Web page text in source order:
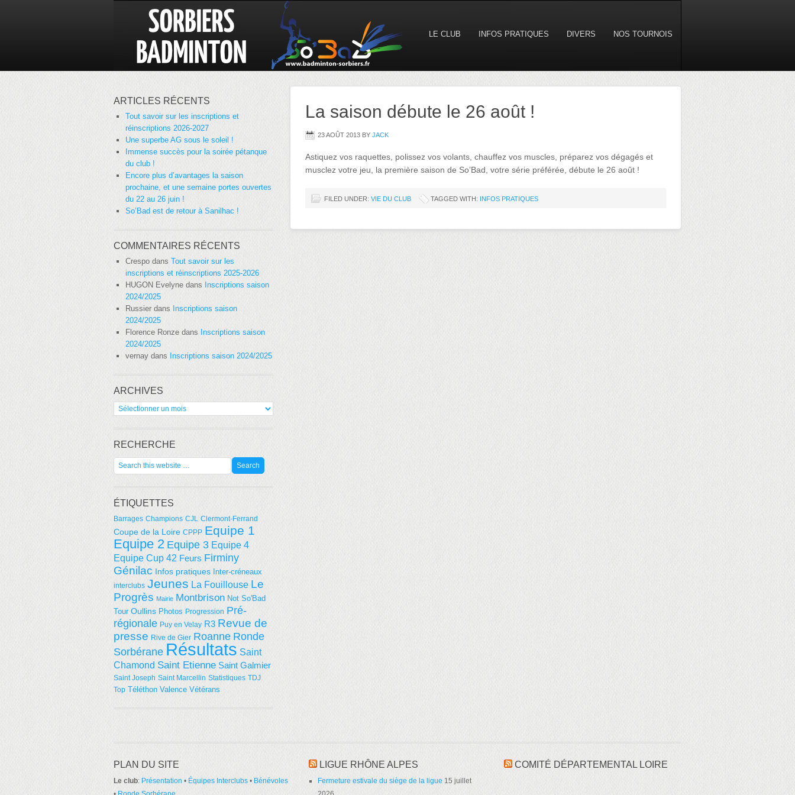
LE CLUB INFOS PRATIQUES DIVERS NOS TOURNOIS
La saison débute le 26 août !
23 AOÛT 2013 BY JACK
Astiquez vos raquettes, polissez vos volants, chauffez vos muscles, préparez vos dégagés et
musclez votre jeu, la première saison de So’Bad, votre série préférée, débute le 26 août !
FILED UNDER: VIE DU CLUB TAGGED WITH: INFOS PRATIQUES
ARTICLES RÉCENTS
Tout savoir sur les inscriptions et
réinscriptions 2026-2027
Une superbe AG sous le soleil !
Immense succès pour la soirée pétanque
du club !
Encore plus d’avantages la saison
prochaine, et une semaine portes ouvertes
du 22 au 26 juin !
So’Bad est de retour à Sanilhac !
COMMENTAIRES RÉCENTS
Crespo dans Tout savoir sur les
inscriptions et réinscriptions 2025-2026
HUGON Evelyne dans
Inscriptions saison
2024/2025
Russier dans Inscriptions saison
2024/2025
Florence Ronze dans Inscriptions saison
2024/2025
vernay dans Inscriptions saison 2024/2025
ARCHIVES
Archives
RECHERCHE
ÉTIQUETTES
Barrages Champions CJL Clermont-Ferrand
Coupe de la Loire CPPP Equipe 1
Equipe 2 Equipe 3 Equipe 4
Equipe Cup 42 Feurs Firminy
Génilac Infos pratiques Inter-créneaux
interclubs Jeunes La Fouillouse Le
Progrès Mairie Montbrison Not So'Bad
Tour Oullins Photos Progression Pré-
régionale Puy en Velay R3 Revue de
presse Rive de Gier Roanne Ronde
Sorbérane Résultats Saint
Chamond Saint Etienne Saint Galmier
Saint Joseph Saint Marcellin Statistiques TDJ
Top Téléthon Valence Vétérans
PLAN DU SITE
Le club: Présentation • Équipes Interclubs • Bénévoles
LIGUE RHÔNE ALPES
Fermeture estivale du siège de la ligue 15 juillet
COMITÉ DÉPARTEMENTAL LOIRE